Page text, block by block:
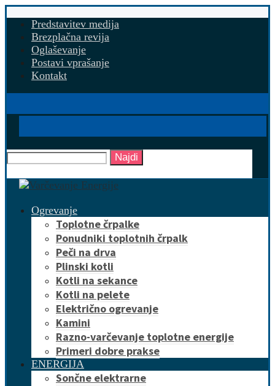
Predstavitev medija
Brezplačna revija
Oglaševanje
Postavi vprašanje
Kontakt
Najdi
Ogrevanje
Toplotne črpalke
Ponudniki toplotnih črpalk
Peči na drva
Plinski kotli
Kotli na sekance
Kotli na pelete
Električno ogrevanje
Kamini
Razno-varčevanje toplotne energije
Primeri dobre prakse
ENERGIJA
Sončne elektrarne